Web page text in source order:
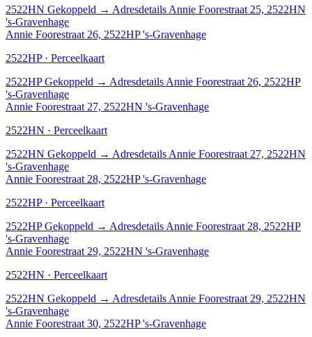
2522HN Gekoppeld → Adresdetails Annie Foorestraat 25, 2522HN
's-Gravenhage
Annie Foorestraat 26, 2522HP 's-Gravenhage
2522HP · Perceelkaart
2522HP Gekoppeld → Adresdetails Annie Foorestraat 26, 2522HP
's-Gravenhage
Annie Foorestraat 27, 2522HN 's-Gravenhage
2522HN · Perceelkaart
2522HN Gekoppeld → Adresdetails Annie Foorestraat 27, 2522HN
's-Gravenhage
Annie Foorestraat 28, 2522HP 's-Gravenhage
2522HP · Perceelkaart
2522HP Gekoppeld → Adresdetails Annie Foorestraat 28, 2522HP
's-Gravenhage
Annie Foorestraat 29, 2522HN 's-Gravenhage
2522HN · Perceelkaart
2522HN Gekoppeld → Adresdetails Annie Foorestraat 29, 2522HN
's-Gravenhage
Annie Foorestraat 30, 2522HP 's-Gravenhage